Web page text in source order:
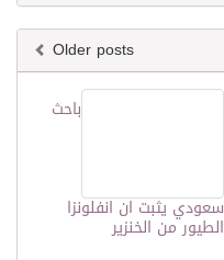
Older posts
باحث
سعودي يثبت ان انفلونزا
الطيور من الخنزير